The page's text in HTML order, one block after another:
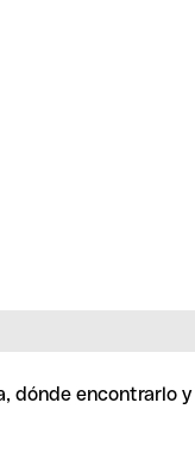
dónde encontrarlo